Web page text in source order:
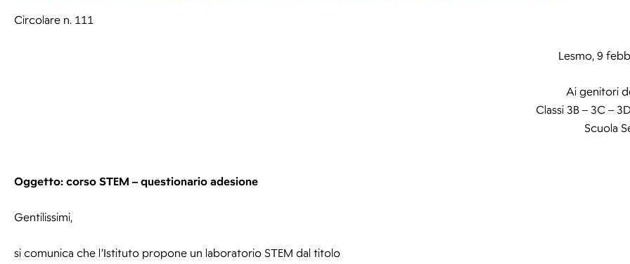
Circolare n. 111
Lesmo, 9
Ai genitori
Classi 3B – 3C –
Scuola
Oggetto: corso STEM – questionario adesione
Gentilissimi,
si comunica che l’Istituto propone un laboratorio STEM dal titolo